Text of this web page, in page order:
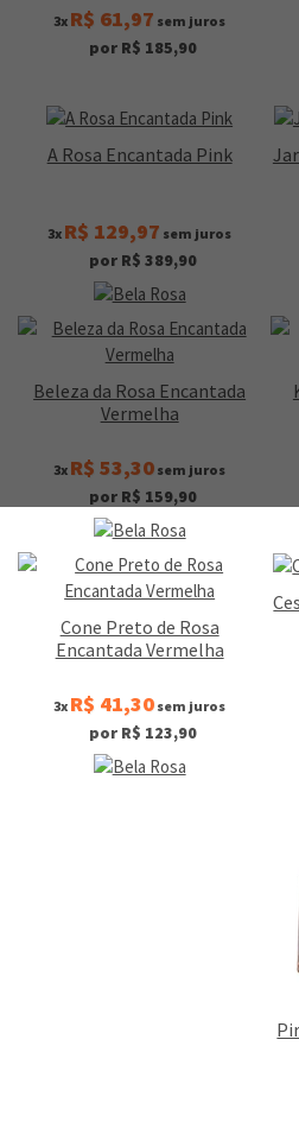
3x R$ 61,97 sem juros
por R$ 185,90
A Rosa Encantada Pink
3x R$ 129,97 sem juros
por R$ 389,90
Beleza da Rosa Encantada
Vermelha
3x R$ 53,30 sem juros
por R$ 159,90
Cone Preto de Rosa
Encantada Vermelha
3x R$ 41,30 sem juros
por R$ 123,90